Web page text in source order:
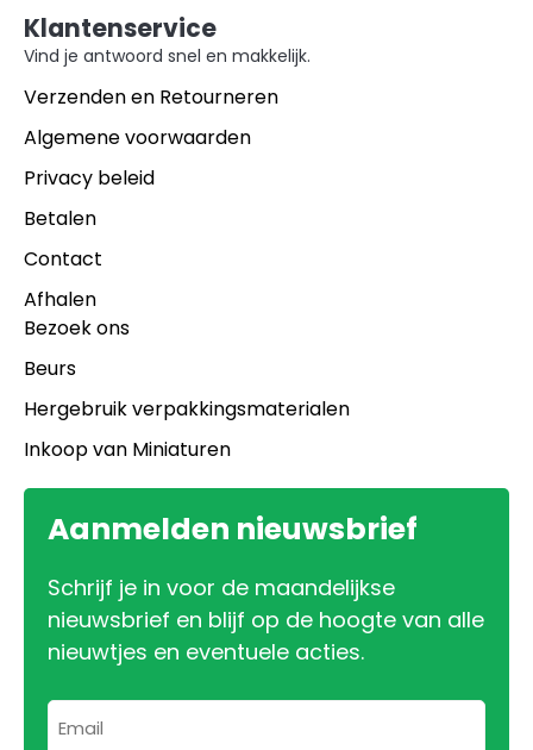
Klantenservice
Vind je antwoord snel en makkelijk.
Verzenden en Retourneren
Algemene voorwaarden
Privacy beleid
Betalen
Contact
Afhalen
Bezoek ons
Beurs
Hergebruik verpakkingsmaterialen
Inkoop van Miniaturen
Aanmelden nieuwsbrief
Schrijf je in voor de maandelijkse
nieuwsbrief en blijf op de hoogte van alle
nieuwtjes en eventuele acties.